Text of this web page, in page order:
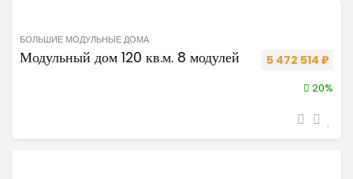
БОЛЬШИЕ МОДУЛЬНЫЕ ДОМА
Модульный дом 120 кв.м. 8 модулей 5 472 514 ₽
20%